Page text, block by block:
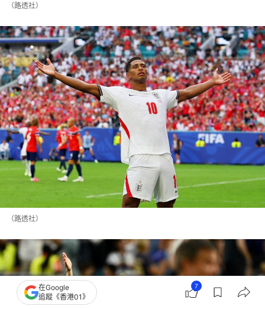
（路透社）
（路透社）
在Google
追蹤《香港01》
7